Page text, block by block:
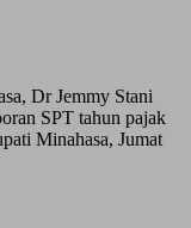
Dr Jemmy Stani
SPT tahun pajak
Minahasa, Jumat